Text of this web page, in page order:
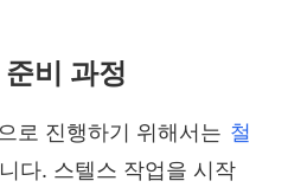
비 과정
로 진행하기 위해서는 철
다. 스텔스 작업을 시작